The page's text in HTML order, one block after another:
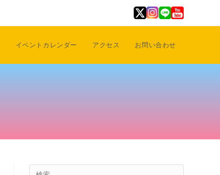
イベントカレンダー アクセス お問い合わせ